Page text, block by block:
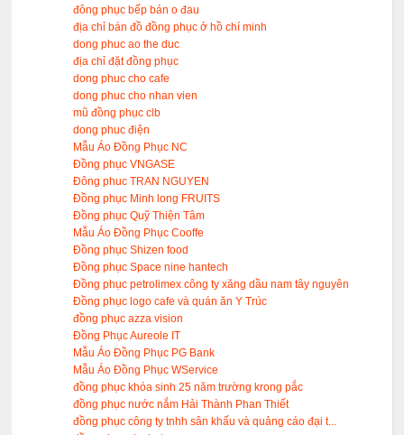
đông phục bếp bán o đau
địa chỉ bán đồ đồng phục ở hồ chí minh
dong phuc ao the duc
địa chỉ đặt đồng phục
dong phuc cho cafe
dong phuc cho nhan vien
mũ đồng phục clb
dong phuc điện
Mẫu Áo Đồng Phục NC
Đồng phục VNGASE
Đông phuc TRAN NGUYEN
Đồng phục Minh long FRUITS
Đồng phục Quỹ Thiện Tâm
Mẫu Áo Đồng Phục Cooffe
Đồng phục Shizen food
Đồng phục Space nine hantech
Đồng phục petrolimex công ty xăng dầu nam tây nguyên
Đồng phục logo cafe và quán ăn Y Trúc
đồng phục azza vision
Đồng Phục Aureole IT
Mẫu Áo Đồng Phục PG Bank
Mẫu Áo Đồng Phục WService
đồng phục khóa sinh 25 năm trường krong pắc
đồng phục nước nắm Hải Thành Phan Thiết
đồng phục công ty tnhh sân khấu và quảng cáo đại t...